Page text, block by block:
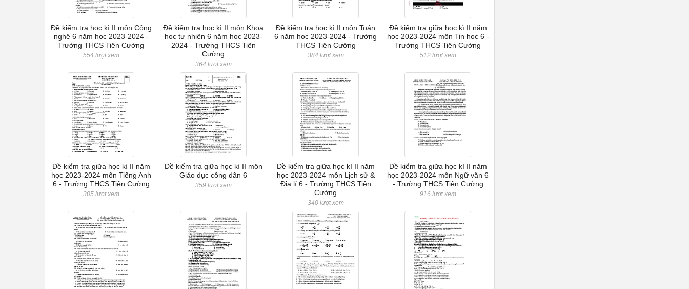
Đề kiểm tra học kì II môn Công
nghệ 6 năm học 2023-2024 -
Trường THCS Tiên Cường
554 lượt xem
Đề kiểm tra học kì II môn Khoa
học tự nhiên 6 năm học 2023-
2024 - Trường THCS Tiên
Cường
364 lượt xem
Đề kiểm tra học kì II môn Toán
6 năm học 2023-2024 - Trường
THCS Tiên Cường
384 lượt xem
Đề kiểm tra giữa học kì II năm
học 2023-2024 môn Tin học 6 -
Trường THCS Tiên Cường
512 lượt xem
Đề kiểm tra giữa học kì II năm
học 2023-2024 môn Tiếng Anh
6 - Trường THCS Tiên Cường
305 lượt xem
Đề kiểm tra giữa học kì II môn
Giáo dục công dân 6
359 lượt xem
Đề kiểm tra giữa học kì II năm
học 2023-2024 môn Lịch sử &
Địa lí 6 - Trường THCS Tiên
Cường
340 lượt xem
Đề kiểm tra giữa học kì II năm
học 2023-2024 môn Ngữ văn 6
- Trường THCS Tiên Cường
916 lượt xem